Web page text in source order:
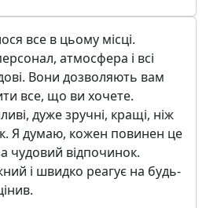
все в цьому місці.
атмосфера і всі
Вони дозволяють вам
все, що ви хочете.
дуже зручні, кращі, ніж
Я думаю, кожен повинен це
чудовий відпочинок.
і швидко реагує на будь-